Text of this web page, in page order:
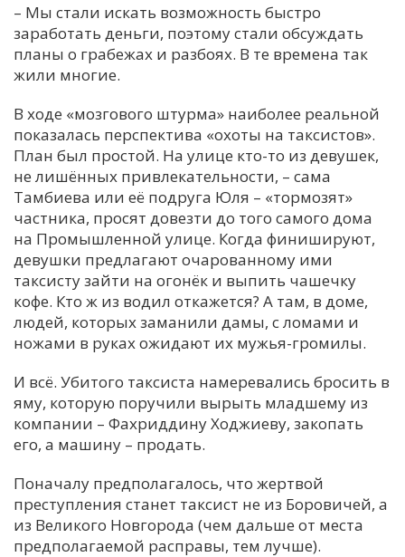
– Мы стали искать возможность быстро
заработать деньги, поэтому стали обсуждать
планы о грабежах и разбоях. В те времена так
жили многие.
В ходе «мозгового штурма» наиболее реальной
показалась перспектива «охоты на таксистов».
План был простой. На улице кто-то из девушек,
не лишённых привлекательности, – сама
Тамбиева или её подруга Юля – «тормозят»
частника, просят довезти до того самого дома
на Промышленной улице. Когда финишируют,
девушки предлагают очарованному ими
таксисту зайти на огонёк и выпить чашечку
кофе. Кто ж из водил откажется? А там, в доме,
людей, которых заманили дамы, с ломами и
ножами в руках ожидают их мужья-громилы.
И всё. Убитого таксиста намеревались бросить в
яму, которую поручили вырыть младшему из
компании – Фахриддину Ходжиеву, закопать
его, а машину – продать.
Поначалу предполагалось, что жертвой
преступления станет таксист не из Боровичей, а
из Великого Новгорода (чем дальше от места
предполагаемой расправы, тем лучше).